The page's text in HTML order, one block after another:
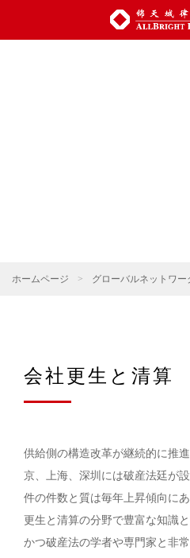
ホームページ > グローバルネットワー
会社更生と清算
供給側の構造改革が継続的に推
京、上海、深圳には破産法廷が
件の件数と質は毎年上昇傾向に
更生と清算の分野で豊富な知識
かつ破産法の学者や専門家と非